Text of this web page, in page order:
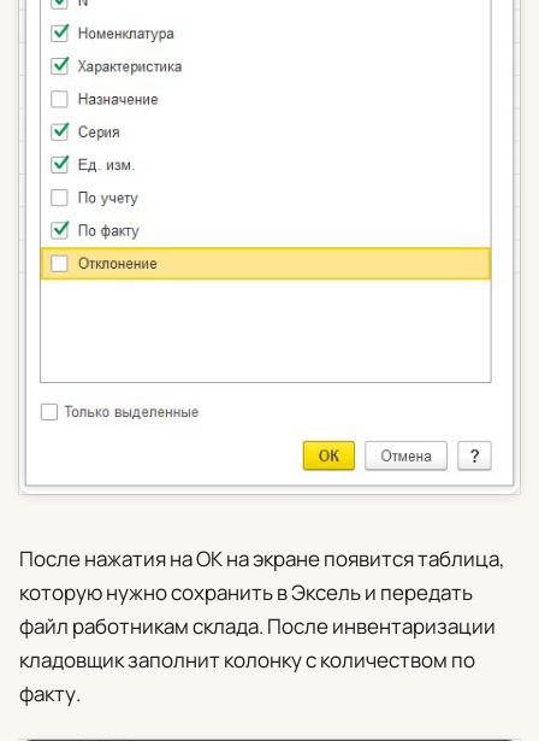
После нажатия наОКна экране появится таблица,
которую нужно сохранить в Эксель и передать
файл работникам склада. После инвентаризации
кладовщик заполнит колонку с количеством по
факту.